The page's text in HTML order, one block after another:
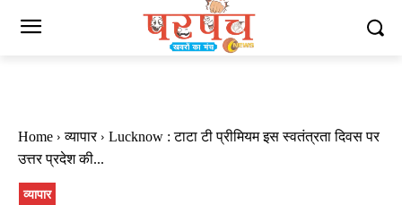
Home व्यापार
Lucknow : टाटा टी प्रीमियम इस स्वतंत्रता दिवस पर
उत्तर प्रदेश की...
व्यापार